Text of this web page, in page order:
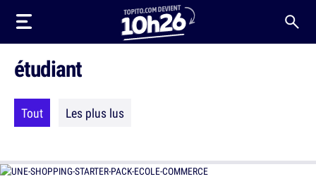
étudiant
Tout Les plus lus